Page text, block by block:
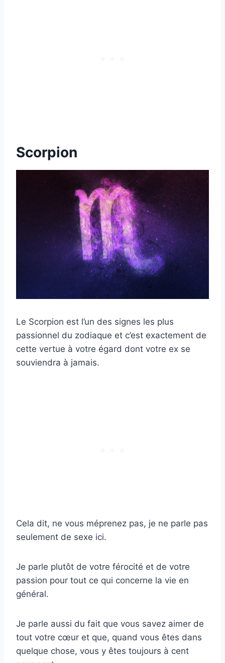
Scorpion
Le Scorpion est l’un des signes les plus
passionnel du zodiaque et c’est exactement de
cette vertue à votre égard dont votre ex se
souviendra à jamais.
Cela dit, ne vous méprenez pas, je ne parle pas
seulement de sexe ici.
Je parle plutôt de votre férocité et de votre
passion pour tout ce qui concerne la vie en
général.
Je parle aussi du fait que vous savez aimer de
tout votre cœur et que, quand vous êtes dans
quelque chose, vous y êtes toujours à cent